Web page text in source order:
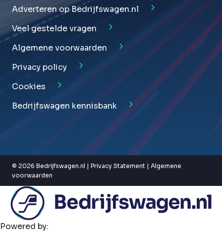
Adverteren op Bedrijfswagen.nl
Veel gestelde vragen
Algemene voorwaarden
Privacy policy
Cookies
Bedrijfswagen kennisbank
© 2026 Bedrijfswagen.nl | Privacy Statement | Algemene
voorwaarden
Powered by: